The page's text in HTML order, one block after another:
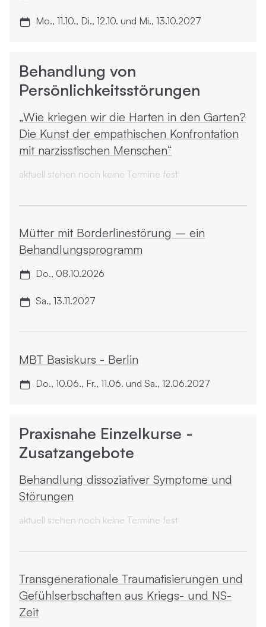
Mo., 11.10., Di., 12.10. und Mi., 13.10.2027
Behandlung von
Persönlichkeitsstörungen
„Wie kriegen wir die Harten in den Garten?
Die Kunst der empathischen Konfrontation
mit narzisstischen Menschen“
aktuell stehen noch keine Termine fest
Mütter mit Borderline­störung – ein
Behandlungsprogramm
Do., 08.10.2026
Sa., 13.11.2027
MBT Basiskurs - Berlin
Do., 10.06., Fr., 11.06. und Sa., 12.06.2027
Praxisnahe Einzelkurse -
Zusatzangebote
Behandlung dissoziativer Symptome und
Störungen
aktuell stehen noch keine Termine fest
Transgenerationale Traumatisierungen und
Gefühlserbschaften aus Kriegs- und NS-
Zeit